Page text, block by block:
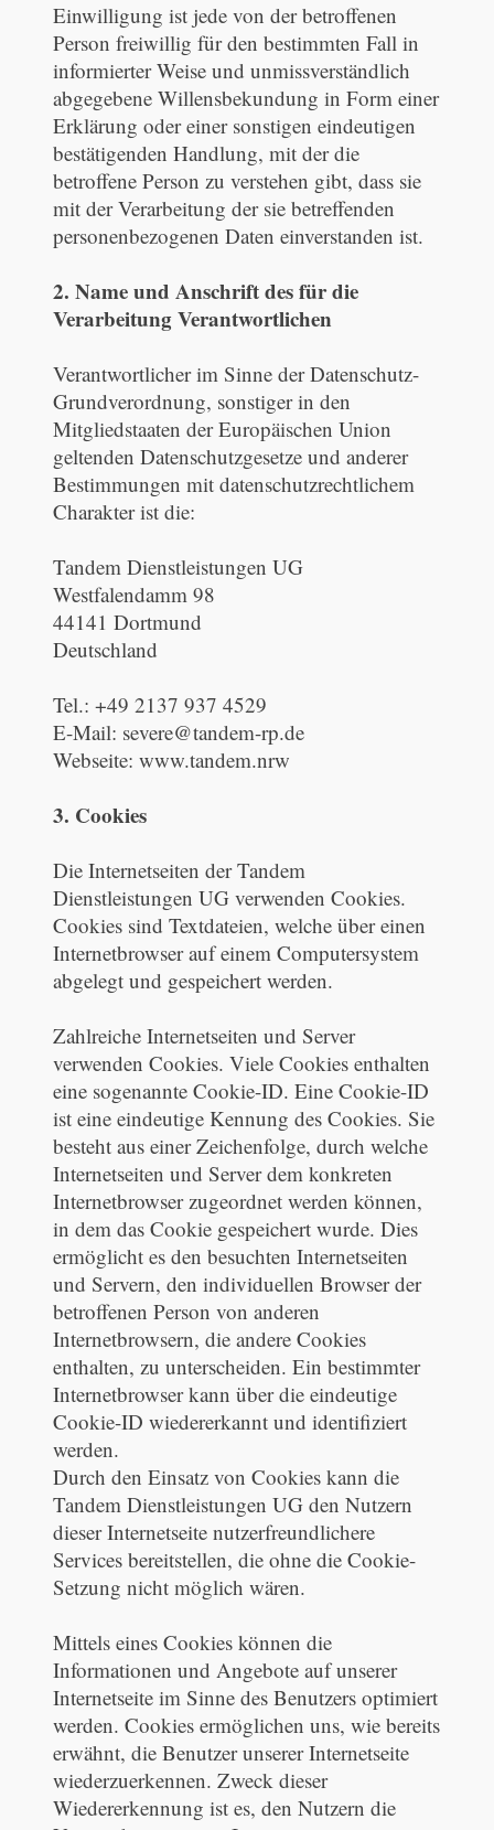
Einwilligung ist jede von der betroffenen
Person freiwillig für den bestimmten Fall in
informierter Weise und unmissverständlich
abgegebene Willensbekundung in Form einer
Erklärung oder einer sonstigen eindeutigen
bestätigenden Handlung, mit der die
betroffene Person zu verstehen gibt, dass sie
mit der Verarbeitung der sie betreffenden
personenbezogenen Daten einverstanden ist.
2. Name und Anschrift des für die
Verarbeitung Verantwortlichen
Verantwortlicher im Sinne der Datenschutz-
Grundverordnung, sonstiger in den
Mitgliedstaaten der Europäischen Union
geltenden Datenschutzgesetze und anderer
Bestimmungen mit datenschutzrechtlichem
Charakter ist die:
Tandem Dienstleistungen UG
Westfalendamm 98
44141 Dortmund
Deutschland
Tel.: +49 2137 937 4529
E-Mail: severe@tandem-rp.de
Webseite: www.tandem.nrw
3. Cookies
Die Internetseiten der Tandem
Dienstleistungen UG verwenden Cookies.
Cookies sind Textdateien, welche über einen
Internetbrowser auf einem Computersystem
abgelegt und gespeichert werden.
Zahlreiche Internetseiten und Server
verwenden Cookies. Viele Cookies enthalten
eine sogenannte Cookie-ID. Eine Cookie-ID
ist eine eindeutige Kennung des Cookies. Sie
besteht aus einer Zeichenfolge, durch welche
Internetseiten und Server dem konkreten
Internetbrowser zugeordnet werden können,
in dem das Cookie gespeichert wurde. Dies
ermöglicht es den besuchten Internetseiten
und Servern, den individuellen Browser der
betroffenen Person von anderen
Internetbrowsern, die andere Cookies
enthalten, zu unterscheiden. Ein bestimmter
Internetbrowser kann über die eindeutige
Cookie-ID wiedererkannt und identifiziert
werden.
Durch den Einsatz von Cookies kann die
Tandem Dienstleistungen UG den Nutzern
dieser Internetseite nutzerfreundlichere
Services bereitstellen, die ohne die Cookie-
Setzung nicht möglich wären.
Mittels eines Cookies können die
Informationen und Angebote auf unserer
Internetseite im Sinne des Benutzers optimiert
werden. Cookies ermöglichen uns, wie bereits
erwähnt, die Benutzer unserer Internetseite
wiederzuerkennen. Zweck dieser
Wiedererkennung ist es, den Nutzern die